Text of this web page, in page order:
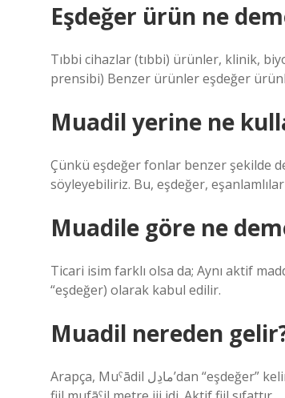
Eşdeğer ürün ne
Tıbbi cihazlar (tıbbi) ürünler, klinik,
prensibi) Benzer ürünler eşdeğer
Muadil yerine ne
Çünkü eşdeğer fonlar benzer şekilde
söyleyebiliriz. Bu, eşdeğer,
Muadile göre ne
Ticari isim farklı olsa da; Aynı aktif
“eşdeğer) olarak kabul edilir.
Muadil nereden
Arapça, Muˁādil مادِل’dan “eşdeğer” kelimesinden atıfta bulunur. Arapça bu kelime ˁadala عَدلَ “eşdeğer, dengeli”